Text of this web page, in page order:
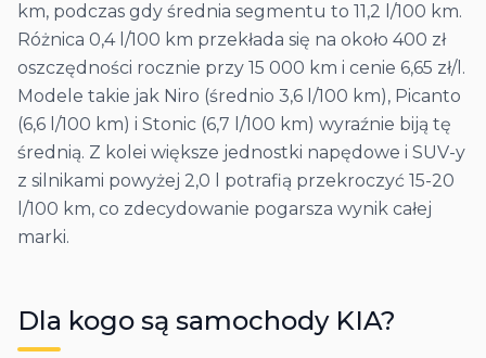
km, podczas gdy średnia segmentu to 11,2 l/100 km.
Różnica 0,4 l/100 km przekłada się na około 400 zł
oszczędności rocznie przy 15 000 km i cenie 6,65 zł/l.
Modele takie jak Niro (średnio 3,6 l/100 km), Picanto
(6,6 l/100 km) i Stonic (6,7 l/100 km) wyraźnie biją tę
średnią. Z kolei większe jednostki napędowe i SUV-y
z silnikami powyżej 2,0 l potrafią przekroczyć 15-20
l/100 km, co zdecydowanie pogarsza wynik całej
marki.
Dla kogo są samochody KIA?